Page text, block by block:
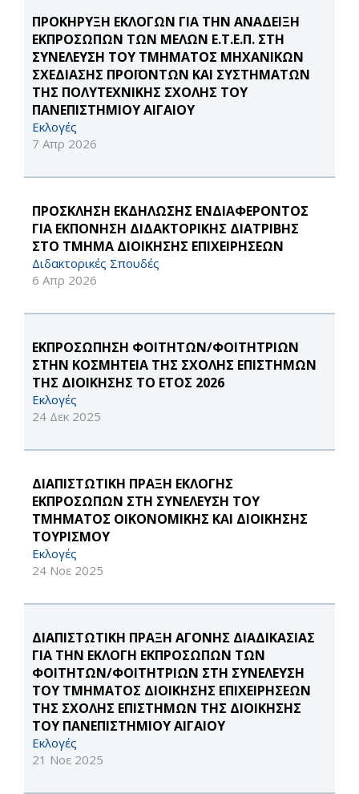
ΠΡΟΚΗΡΥΞΗ ΕΚΛΟΓΩΝ ΓΙΑ ΤΗΝ ΑΝΑΔΕΙΞΗ
ΕΚΠΡΟΣΩΠΩΝ ΤΩΝ ΜΕΛΩΝ Ε.Τ.Ε.Π. ΣΤΗ
ΣΥΝΕΛΕΥΣΗ ΤΟΥ ΤΜΗΜΑΤΟΣ ΜΗΧΑΝΙΚΩΝ
ΣΧΕΔΙΑΣΗΣ ΠΡΟΪΟΝΤΩΝ ΚΑΙ ΣΥΣΤΗΜΑΤΩΝ
ΤΗΣ ΠΟΛΥΤΕΧΝΙΚΗΣ ΣΧΟΛΗΣ ΤΟΥ
ΠΑΝΕΠΙΣΤΗΜΙΟΥ ΑΙΓΑΙΟΥ
Εκλογές
7 Απρ 2026
ΠΡΟΣΚΛΗΣΗ ΕΚΔΗΛΩΣΗΣ ΕΝΔΙΑΦΕΡΟΝΤΟΣ
ΓΙΑ ΕΚΠΟΝΗΣΗ ΔΙΔΑΚΤΟΡΙΚΗΣ ΔΙΑΤΡΙΒΗΣ
ΣΤΟ ΤΜΗΜΑ ΔΙΟΙΚΗΣΗΣ ΕΠΙΧΕΙΡΗΣΕΩΝ
Διδακτορικές Σπουδές
6 Απρ 2026
ΕΚΠΡΟΣΩΠΗΣΗ ΦΟΙΤΗΤΩΝ/ΦΟΙΤΗΤΡΙΩΝ
ΣΤΗΝ ΚΟΣΜΗΤΕΙΑ ΤΗΣ ΣΧΟΛΗΣ ΕΠΙΣΤΗΜΩΝ
ΤΗΣ ΔΙΟΙΚΗΣΗΣ ΤΟ ΕΤΟΣ 2026
Εκλογές
24 Δεκ 2025
ΔΙΑΠΙΣΤΩΤΙΚΗ ΠΡΑΞΗ ΕΚΛΟΓΗΣ
ΕΚΠΡΟΣΩΠΩΝ ΣΤΗ ΣΥΝΕΛΕΥΣΗ ΤΟΥ
ΤΜΗΜΑΤΟΣ ΟΙΚΟΝΟΜΙΚΗΣ ΚΑΙ ΔΙΟΙΚΗΣΗΣ
ΤΟΥΡΙΣΜΟΥ
Εκλογές
24 Νοε 2025
ΔΙΑΠΙΣΤΩΤΙΚΗ ΠΡΑΞΗ ΑΓΟΝΗΣ ΔΙΑΔΙΚΑΣΙΑΣ
ΓΙΑ ΤΗΝ ΕΚΛΟΓΗ ΕΚΠΡΟΣΩΠΩΝ ΤΩΝ
ΦΟΙΤΗΤΩΝ/ΦΟΙΤΗΤΡΙΩΝ ΣΤΗ ΣΥΝΕΛΕΥΣΗ
ΤΟΥ ΤΜΗΜΑΤΟΣ ΔΙΟΙΚΗΣΗΣ ΕΠΙΧΕΙΡΗΣΕΩΝ
ΤΗΣ ΣΧΟΛΗΣ ΕΠΙΣΤΗΜΩΝ ΤΗΣ ΔΙΟΙΚΗΣΗΣ
ΤΟΥ ΠΑΝΕΠΙΣΤΗΜΙΟΥ ΑΙΓΑΙΟΥ
Εκλογές
21 Νοε 2025